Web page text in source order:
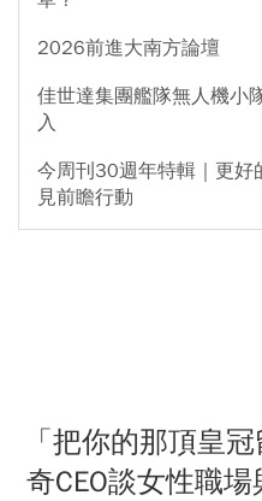
2026前進大南方論壇
佳世達集團艦隊無人機小
入
今周刊30週年特輯｜更好
見前瞻行動
「把你的那頂皇
奇CEO談女性職